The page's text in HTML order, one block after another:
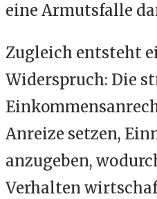
eine Armutsfalle
Zugleich entsteht
Widerspruch: Die
Anreize setzen,
anzugeben,
Verhalten